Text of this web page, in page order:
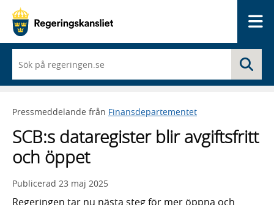
du
börjar
skriva
framträder
lista
med
sökförslag
Pressmeddelande från Finansdepartementet
SCB:s dataregister blir avgiftsfritt
och öppet
Publicerad 23 maj 2025
Regeringen tar nu nästa steg för mer öppna och